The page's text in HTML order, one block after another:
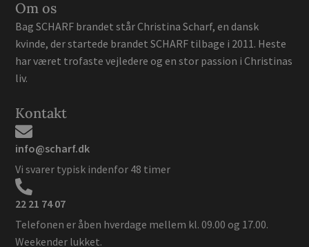
Kontakt
info@scharf.dk
Vi svarer typisk indenfor 48 timer
22 21 74 07
Telefonen er åben hverdage mellem kl. 09.00 og 17.00.
Weekender lukket.
Om os
Bag SCHARF brandet står Christina Scharf, en dansk
kvinde, der startede brandet SCHARF tilbage i 2011. Heste
har været trofaste vejledere og en stor passion i Christinas
liv.